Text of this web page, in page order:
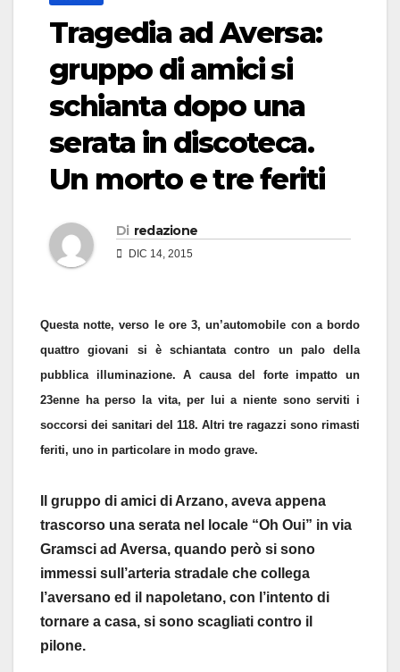
Tragedia ad Aversa:
gruppo di amici si
schianta dopo una
serata in discoteca.
Un morto e tre feriti
Di redazione
DIC 14, 2015
Questa notte, verso le ore 3, un’automobile con a bordo
quattro giovani si è schiantata contro un palo della
pubblica illuminazione. A causa del forte impatto un
23enne ha perso la vita, per lui a niente sono serviti i
soccorsi dei sanitari del 118. Altri tre ragazzi sono rimasti
feriti, uno in particolare in modo grave.
Il gruppo di amici di Arzano, aveva appena
trascorso una serata nel locale “Oh Oui” in via
Gramsci ad Aversa, quando però si sono
immessi sull’arteria stradale che collega
l’aversano ed il napoletano, con l’intento di
tornare a casa, si sono scagliati contro il
pilone.